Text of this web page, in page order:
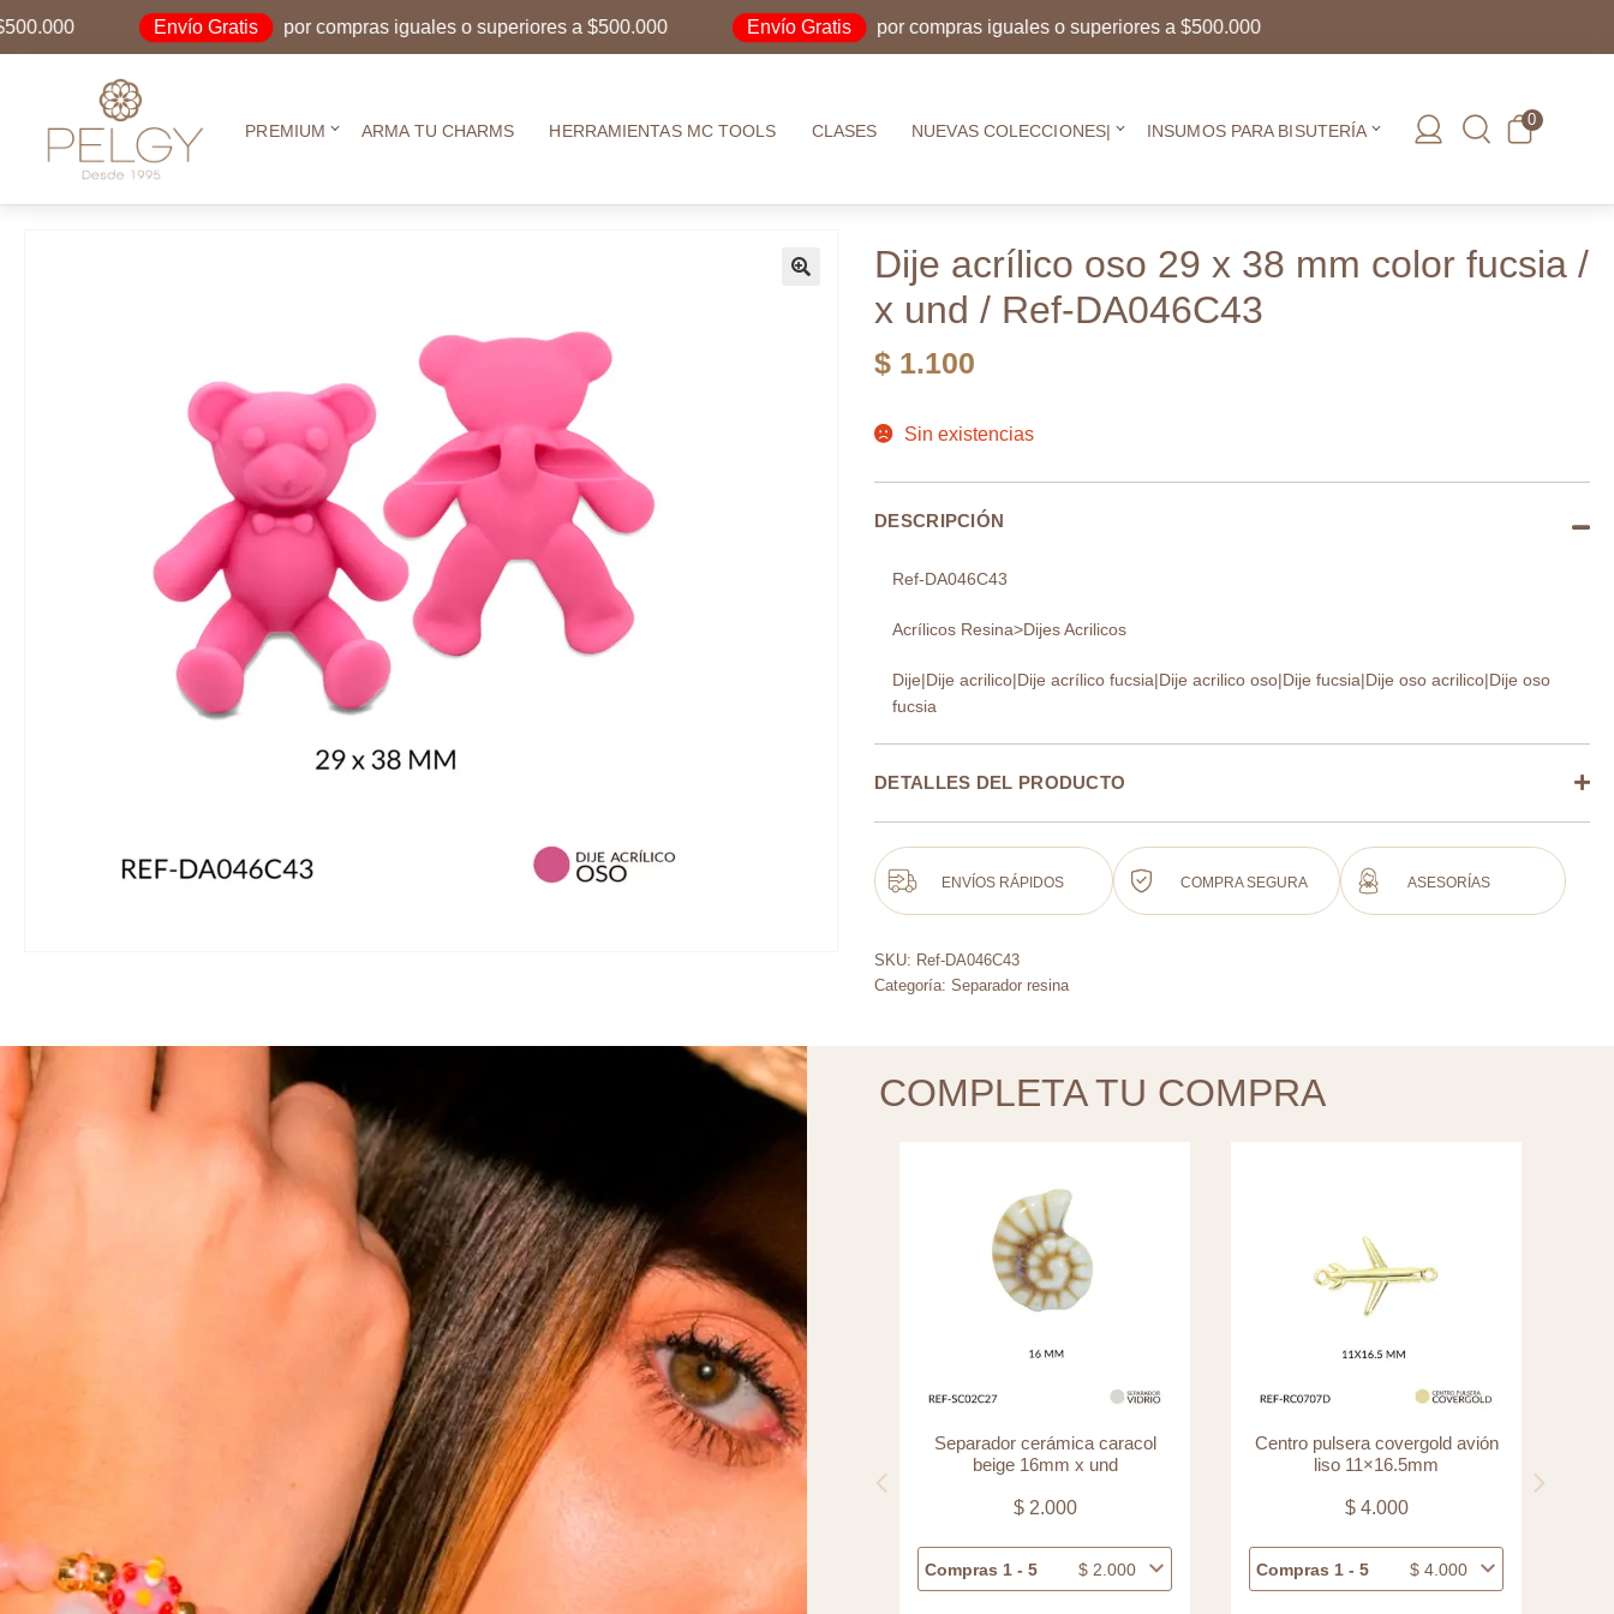
Envío Gratis por compras iguales o superiores a $500.000 Envío Gratis por compras iguales o superiores a $500.000
PREMIUM ARMA TU CHARMS HERRAMIENTAS MC TOOLS CLASES NUEVAS COLECCIONES| INSUMOS PARA BISUTERÍA
0
Dije acrílico oso 29 x 38 mm color fucsia /
x und / Ref-DA046C43
$ 1.100
Sin existencias
DESCRIPCIÓN
Ref-DA046C43
Acrílicos Resina>Dijes Acrilicos
Dije|Dije acrilico|Dije acrílico fucsia|Dije acrilico oso|Dije fucsia|Dije oso acrilico|Dije oso
fucsia
DETALLES DEL PRODUCTO
ENVÍOS RÁPIDOS COMPRA SEGURA ASESORÍAS
SKU: Ref-DA046C43
Categoría:Separador resina
COMPLETA TU COMPRA
Separador vidrio ovalado azul h
16x12mm x und
$4.300
Compras 1 - 5 $4.300
Separador cerámica caracol
beige 16mm x und
2.000
Centro pulsera covergold avión
liso 11×16.5mm
$4.000
Compras 1 - 5 $4.000
Separador vidrio corazon verde
oscuro puntos azules 17mm x
$4.300
Compras 1 - 5 $4.300